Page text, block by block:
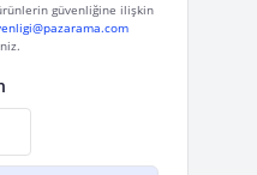
güvenliğine ilişkin